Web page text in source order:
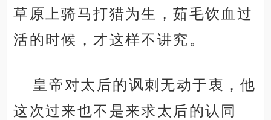
草原上骑马打猎为生，茹毛饮血过
活的时候，才这样不讲究。
皇帝对太后的讽刺无动于衷，他
这次过来也不是来求太后的认同